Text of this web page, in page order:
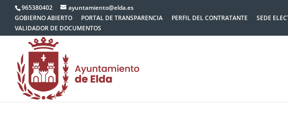
965380402
ayuntamiento@elda.es
GOBIERNO ABIERTO
PORTAL DE TRANSPARENCIA PERFIL DEL CONTRATANTE SEDE
VALIDADOR DE DOCUMENTOS